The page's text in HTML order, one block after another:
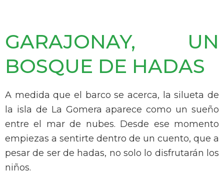
GARAJONAY, UN
BOSQUE DE HADAS
A medida que el barco se acerca, la silueta de
la isla de La Gomera aparece como un sueño
entre el mar de nubes. Desde ese momento
empiezas a sentirte dentro de un cuento, que a
pesar de ser de hadas, no solo lo disfrutarán los
niños.